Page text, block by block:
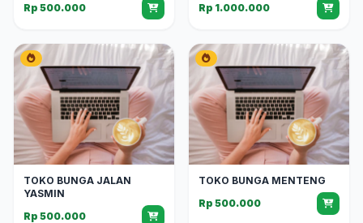
Rp 500.000
Rp 1.000.000
TOKO BUNGA JALAN
YASMIN
Rp 500.000
TOKO BUNGA MENTENG
Rp 500.000